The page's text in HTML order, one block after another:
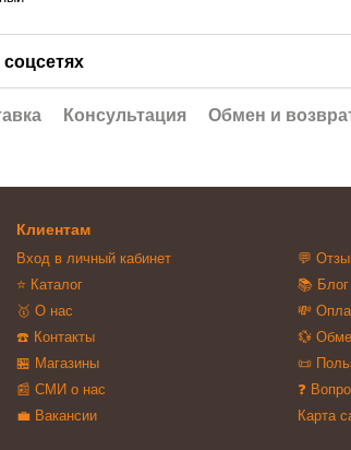
Консультация Обмен и
Клиентам
Вход в личный кабинет
⭐ Каталог
🥇 О нас
☎️ Контакты
🏪 Магазины
📰 СМИ о нас
💼 Вакансии
💬
📚
💸
💱
📜
❓
Карта